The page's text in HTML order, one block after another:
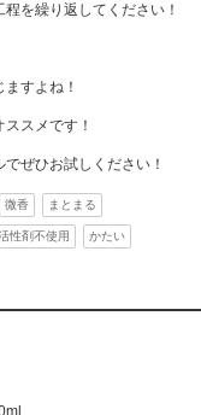
を繰り返してください！
すよね！
スメです！
ぜひお試しください！
微香 まとまる
性剤不使用 かたい